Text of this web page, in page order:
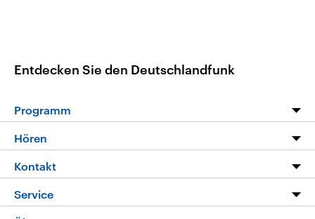
Entdecken Sie den Deutschlandfunk
Programm
Programm
Die Nachrichten
Nachrichtenleicht
Hören
Livestream
Podcasts
Kontakt
Hörerservice
Service